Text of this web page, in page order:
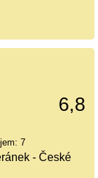
6,8
7
- České